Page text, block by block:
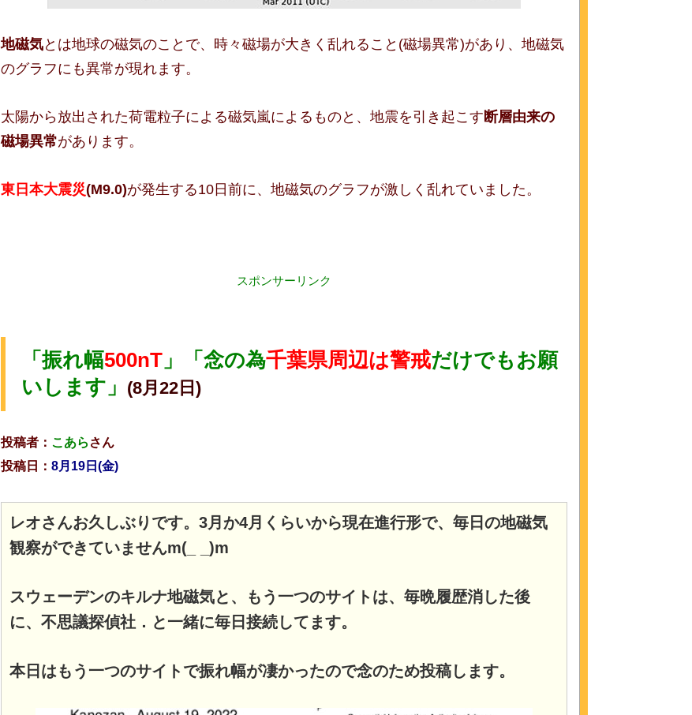
地磁気とは地球の磁気のことで、時々磁場が大きく乱れること(磁場異常)があり、地磁気
のグラフにも異常が現れます。
太陽から放出された荷電粒子による磁気嵐によるものと、地震を引き起こす断層由来の
磁場異常があります。
東日本大震災(M9.0)が発生する10日前に、地磁気のグラフが激しく乱れていました。
スポンサーリンク
「振れ幅500nT」「念の為千葉県周辺は警戒だけでもお願
いします」 (8月22日)
投稿者： こあら さん
投稿日： 8月19日(金)
レオさんお久しぶりです。3月か4月くらいから現在進行形で、毎日の地磁気
観察ができていませんm(_ _)m
スウェーデンのキルナ地磁気と、もう一つのサイトは、毎晩履歴消した後
に、不思議探偵社．と一緒に毎日接続してます。
本日はもう一つのサイトで振れ幅が凄かったので念のため投稿します。